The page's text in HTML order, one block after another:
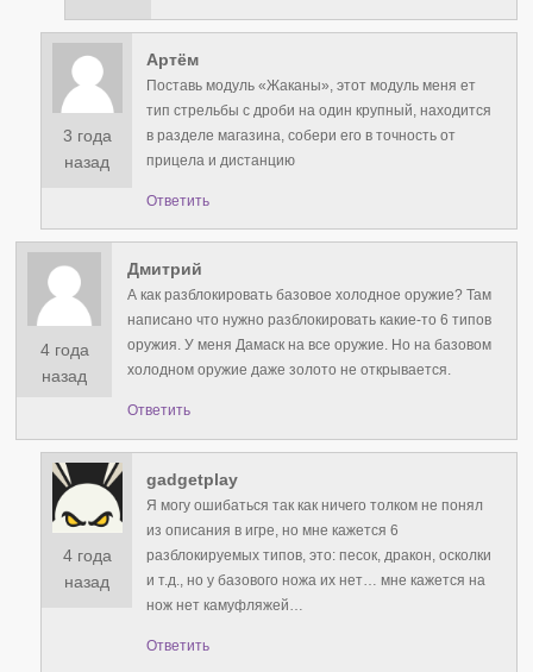
3 года
назад
Артём
Поставь модуль «Жаканы», этот модуль меня ет
тип стрельбы с дроби на один крупный, находится
в разделе магазина, собери его в точность от
прицела и дистанцию
Ответить
4 года
назад
Дмитрий
А как разблокировать базовое холодное оружие? Там
написано что нужно разблокировать какие-то 6 типов
оружия. У меня Дамаск на все оружие. Но на базовом
холодном оружие даже золото не открывается.
Ответить
4 года
назад
gadgetplay
Я могу ошибаться так как ничего толком не понял
из описания в игре, но мне кажется 6
разблокируемых типов, это: песок, дракон, осколки
и т.д., но у базового ножа их нет… мне кажется на
нож нет камуфляжей…
Ответить